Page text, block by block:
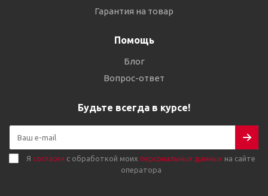
Гарантия на товар
Помощь
Блог
Вопрос-ответ
Будьте всегда в курсе!
Я согласен с обработкой моих персональных данных на сайте
оператора